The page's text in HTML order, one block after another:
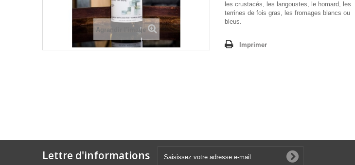
Agrandir l'image
les crustacés, les langoustes, le homard, les
terrines de fois gras, les fromages blancs ou
bleus.
Imprimer
Lettre d'informations